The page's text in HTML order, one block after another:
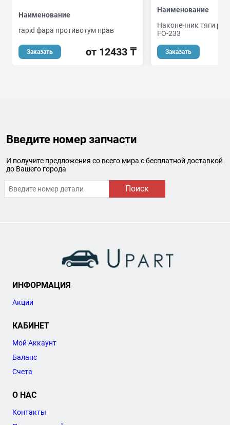
Наименование
rapid фара противотум прав
Заказать от 12433 ₸
Наименование
Наконечник тяги
FO-233
Заказать
Введите номер запчасти
И получите предложения со всего мира с бесплатной доставкой
до Вашего города
Поиск
ИНФОРМАЦИЯ
Акции
КАБИНЕТ
Мой Аккаунт
Баланс
Счета
О НАС
Контакты